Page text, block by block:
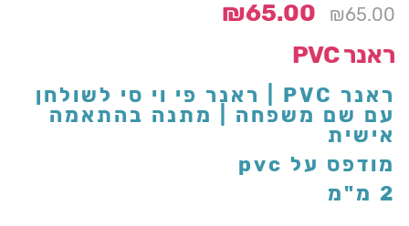
₪65.00
₪65.00
ראנר PVC
ראנר PVC | ראנר פי וי סי לשולחן
עם שם משפחה | מתנה בהתאמה
אישית
מודפס על pvc
2 מ"מ